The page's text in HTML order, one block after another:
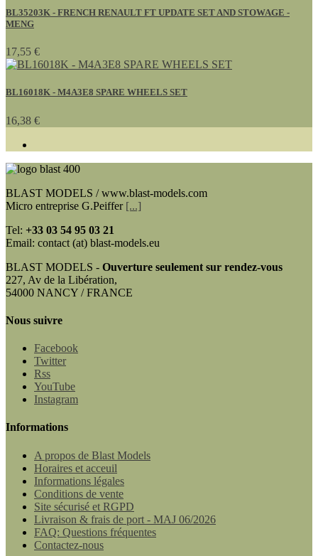
BL35203K - FRENCH RENAULT FT UPDATE SET AND STOWAGE -
MENG
17,55 €
BL16018K - M4A3E8 SPARE WHEELS SET
16,38 €
BLAST MODELS / www.blast-models.com
Micro entreprise G.Peiffer [...]
Tel: +33 03 54 95 03 21
Email: contact (at) blast-models.eu
BLAST MODELS - Ouverture seulement sur rendez-vous
227, Av de la Libération,
54000 NANCY / FRANCE
Nous suivre
Facebook
Twitter
Rss
YouTube
Instagram
Informations
A propos de Blast Models
Horaires et acceuil
Informations légales
Conditions de vente
Site sécurisé et RGPD
Livraison & frais de port - MAJ 06/2026
FAQ: Questions fréquentes
Contactez-nous